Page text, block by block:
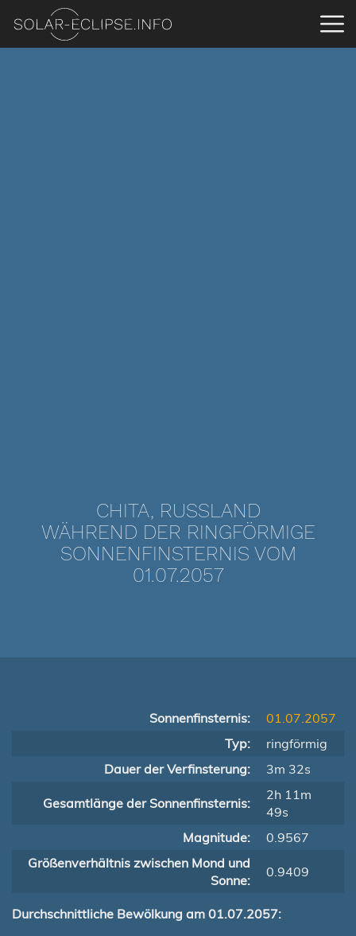
CHITA, RUSSLAND
WÄHREND DER RINGFÖRMIGE
SONNENFINSTERNIS VOM
01.07.2057
Sonnenfinsternis:
01.07.2057
Typ:
ringförmig
Dauer der Verfinsterung:
3m 32s
Gesamtlänge der Sonnenfinsternis:
2h 11m
49s
Magnitude:
0.9567
Größenverhältnis zwischen Mond und
Sonne:
0.9409
Durchschnittliche Bewölkung am 01.07.2057: